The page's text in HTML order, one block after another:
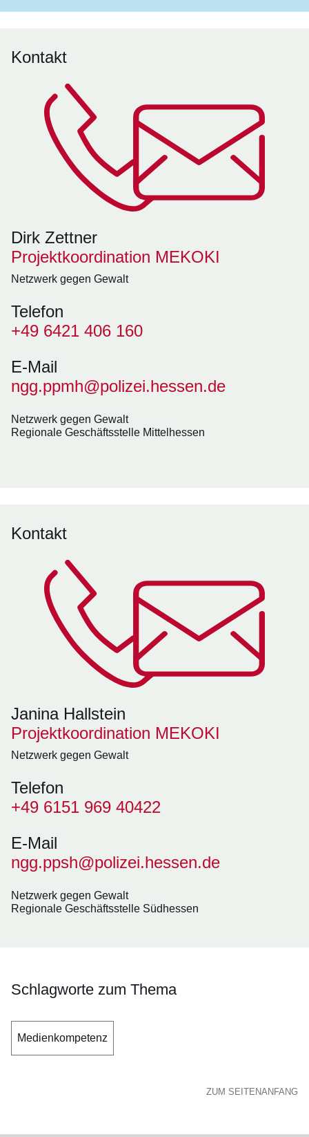
Kontakt
Dirk Zettner
Projektkoordination MEKOKI
Netzwerk gegen Gewalt
Telefon
+49 6421 406 160
E-Mail
ngg.ppmh@polizei.hessen.de
Netzwerk gegen Gewalt
Regionale Geschäftsstelle Mittelhessen
Kontakt
Janina Hallstein
Projektkoordination MEKOKI
Netzwerk gegen Gewalt
Telefon
+49 6151 969 40422
E-Mail
ngg.ppsh@polizei.hessen.de
Netzwerk gegen Gewalt
Regionale Geschäftsstelle Südhessen
Schlagworte zum Thema
Medienkompetenz
ZUM SEITENANFANG